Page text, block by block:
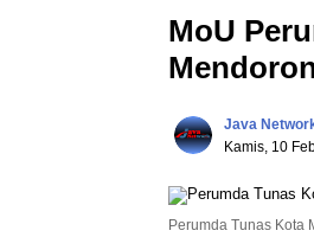
MoU
Java
Kamis, 10
Perumda Tunas Kota